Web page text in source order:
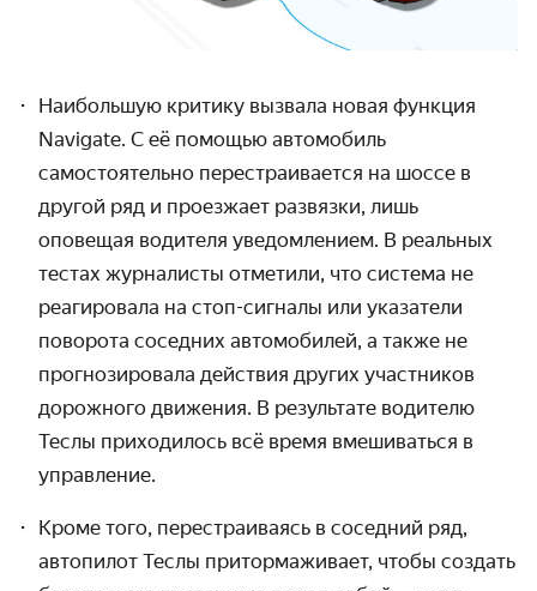
Наибольшую критику вызвала новая функция
Navigate. С её помощью автомобиль
самостоятельно перестраивается на шоссе в
другой ряд и проезжает развязки, лишь
оповещая водителя уведомлением. В реальных
тестах журналисты отметили, что система не
реагировала на стоп-сигналы или указатели
поворота соседних автомобилей, а также не
прогнозировала действия других участников
дорожного движения. В результате водителю
Теслы приходилось всё время вмешиваться в
управление.
Кроме того, перестраиваясь в соседний ряд,
автопилот Теслы притормаживает, чтобы создать